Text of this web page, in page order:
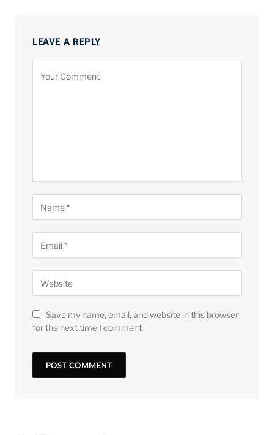
LEAVE A REPLY
Save my name, email, and website in this browser
for the next time I comment.